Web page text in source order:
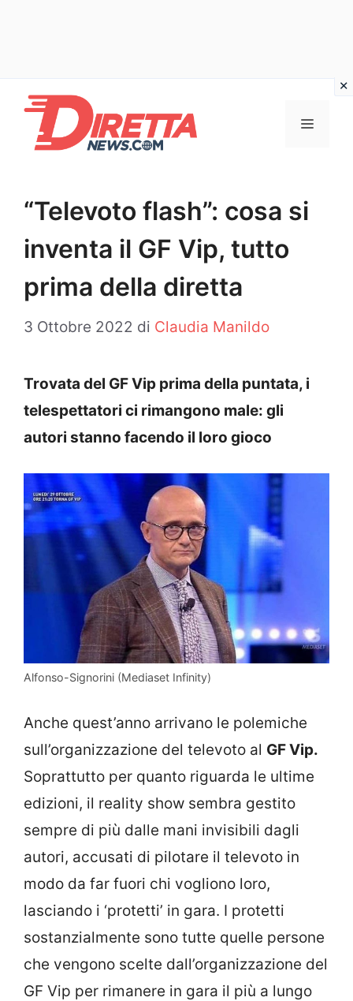
contenuto
Menu
“Televoto flash”: cosa si
inventa il GF Vip, tutto
prima della diretta
3 Ottobre 2022 di Claudia Manildo
Trovata del GF Vip prima della puntata, i
telespettatori ci rimangono male: gli
autori stanno facendo il loro gioco
Alfonso-Signorini (Mediaset Infinity)
Anche quest’anno arrivano le polemiche
sull’organizzazione del televoto al GF Vip.
Soprattutto per quanto riguarda le ultime
edizioni, il reality show sembra gestito
sempre di più dalle mani invisibili dagli
autori, accusati di pilotare il televoto in
modo da far fuori chi vogliono loro,
lasciando i ‘protetti’ in gara. I protetti
sostanzialmente sono tutte quelle persone
che vengono scelte dall’organizzazione del
GF Vip per rimanere in gara il più a lungo